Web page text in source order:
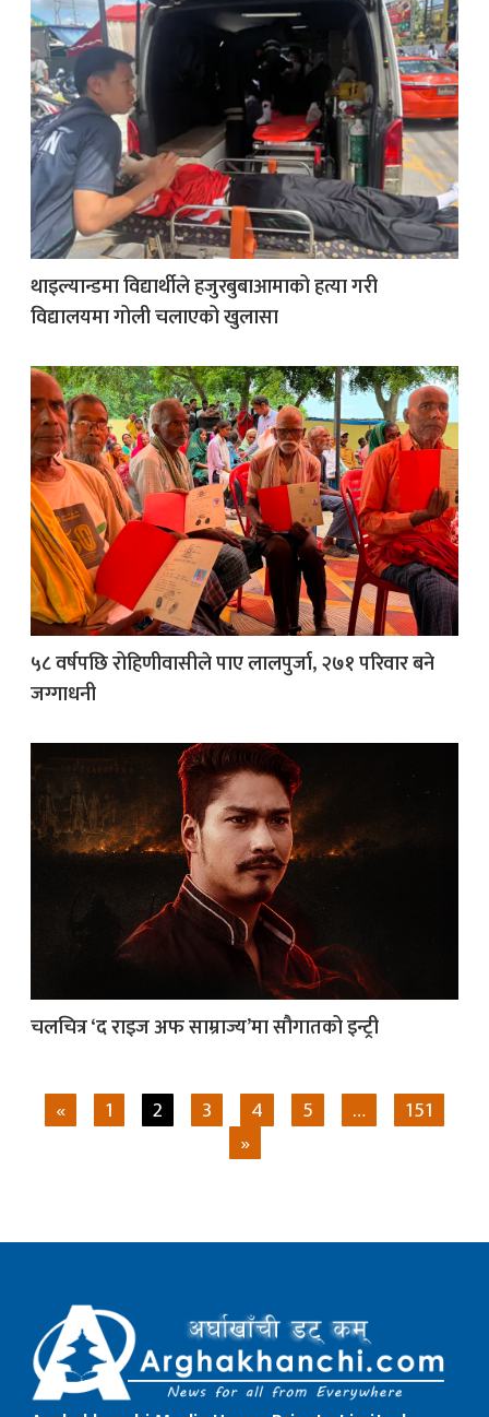
थाइल्यान्डमा विद्यार्थीले हजुरबुबाआमाको हत्या गरी
विद्यालयमा गोली चलाएको खुलासा
५८ वर्षपछि रोहिणीवासीले पाए लालपुर्जा, २७१ परिवार बने
जग्गाधनी
चलचित्र ‘द राइज अफ साम्राज्य’मा सौगातको इन्ट्री
« 1 2 3 4 5 …
151
»